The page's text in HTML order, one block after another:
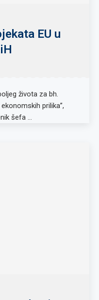
EU u
života za bh.
prilika”,
šefa …